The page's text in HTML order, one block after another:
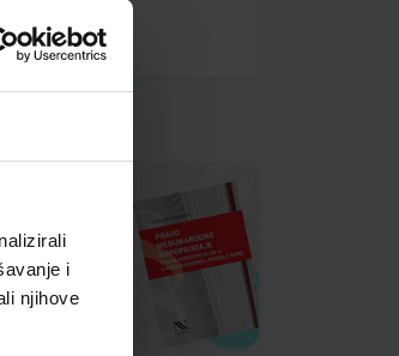
i
njihove